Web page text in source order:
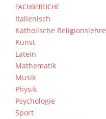
FACHBEREICHE
Italienisch
Katholische Religionslehre
Kunst
Latein
Mathematik
Musik
Physik
Psychologie
Sport